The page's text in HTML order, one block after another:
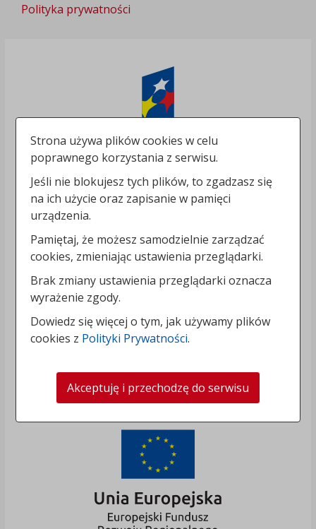
Polityka prywatności
Strona używa plików cookies w celu
poprawnego korzystania z serwisu.
Jeśli nie blokujesz tych plików, to zgadzasz się
na ich użycie oraz zapisanie w pamięci
urządzenia.
Pamiętaj, że możesz samodzielnie zarządzać
cookies, zmieniając ustawienia przeglądarki.
Brak zmiany ustawienia przeglądarki oznacza
wyrażenie zgody.
Dowiedz się więcej o tym, jak używamy plików
cookies z Polityki Prywatności.
Akceptuję i przechodzę do serwisu